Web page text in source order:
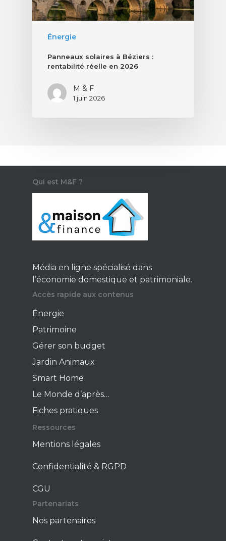
Énergie
Panneaux solaires à Béziers :
rentabilité réelle en 2026
M & F
1 juin 2026
Qui est M&F ?
Média en ligne spécialisé dans
l’économie domestique et patrimoniale.
Accès rapide aux contenus
Énergie
Patrimoine
Gérer son budget
Jardin Animaux
Smart Home
Le Monde d’après…
Fiches pratiques
Ressources
Mentions légales
Confidentialité & RGPD
CGU
Partenariats
Nos partenaires